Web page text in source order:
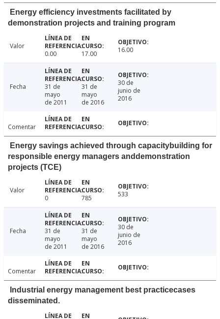
Energy efficiency investments facilitated by
demonstration projects and training program
Valor
0.00
17.00 16.00
Fecha
31 de
mayo
de 2011
31 de
mayo
de 2016
30 de
junio de
2016
Comentar
Energy savings achieved through capacitybuilding for
responsible energy managers anddemonstration
projects (TCE)
Valor
0
785 533
Fecha
31 de
mayo
de 2011
31 de
mayo
de 2016
30 de
junio de
2016
Comentar
Industrial energy management best practicecases
disseminated.